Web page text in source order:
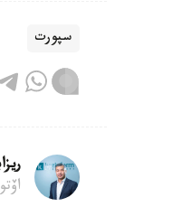
سپورت